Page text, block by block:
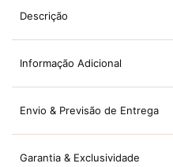
Descrição
Informação Adicional
Envio & Previsão de Entrega
Garantia & Exclusividade